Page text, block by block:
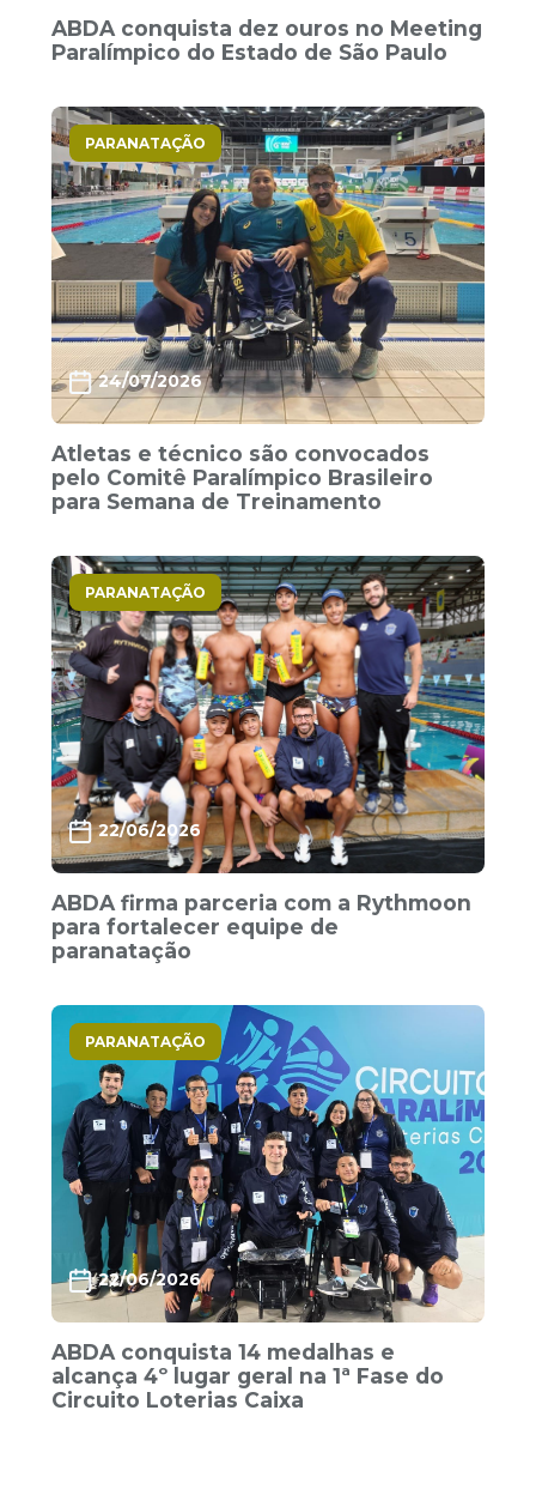
ABDA conquista dez ouros no Meeting
Paralímpico do Estado de São Paulo
PARANATAÇÃO
24/07/2026
Atletas e técnico são convocados
pelo Comitê Paralímpico Brasileiro
para Semana de Treinamento
PARANATAÇÃO
22/06/2026
ABDA firma parceria com a Rythmoon
para fortalecer equipe de
paranatação
PARANATAÇÃO
22/06/2026
ABDA conquista 14 medalhas e
alcança 4º lugar geral na 1ª Fase do
Circuito Loterias Caixa